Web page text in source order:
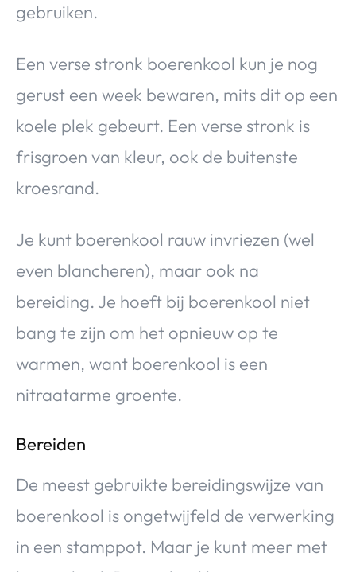
gebruiken.
Een verse stronk boerenkool kun je nog
gerust een week bewaren, mits dit op een
koele plek gebeurt. Een verse stronk is
frisgroen van kleur, ook de buitenste
kroesrand.
Je kunt boerenkool rauw invriezen (wel
even blancheren), maar ook na
bereiding. Je hoeft bij boerenkool niet
bang te zijn om het opnieuw op te
warmen, want boerenkool is een
nitraatarme groente.
Bereiden
De meest gebruikte bereidingswijze van
boerenkool is ongetwijfeld de verwerking
in een stamppot. Maar je kunt meer met